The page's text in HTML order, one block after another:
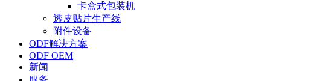
卡盒式包装机
透皮贴片生产线
附件设备
ODF解决方案
ODF OEM
新闻